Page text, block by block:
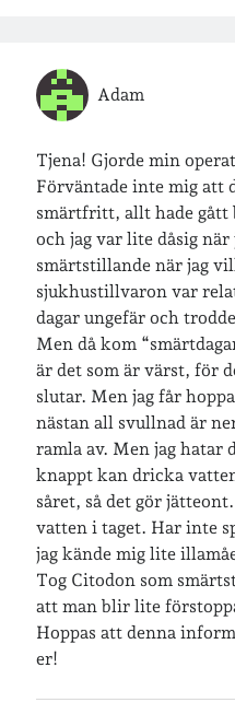
Adam
Tjena! Gjorde min
Förväntade inte mig att
smärtfritt, allt hade gått
och jag var lite dåsig
smärtstillande när jag
sjukhustillvaron var
dagar ungefär och
Men då kom
är det som är värst, för
slutar. Men jag får
nästan all svullnad är
ramla av. Men jag hatar
knappt kan dricka
såret, så det gör
vatten i taget. Har inte
jag kände mig lite
Tog Citodon som
att man blir lite
Hoppas att denna
er!